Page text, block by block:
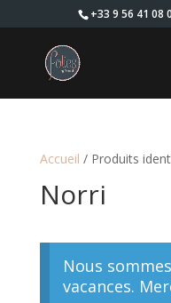
+33 9 56 41 08
Accueil / Produits
Norri
Nous
vacances.